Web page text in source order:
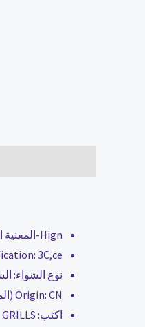
Hign-المعنية الكيميائية:
3C,ce
نوع الشواء:
Origin: CN (المنشأ)
اكتب: GRILLS